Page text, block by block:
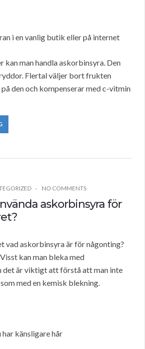
i en vanlig butik eller på internet
kan man handla askorbinsyra. Den
Flertal väljer bort frukten
den och kompenserar med c-vitmin
NO COMMENTS
askorbinsyra för
vad askorbinsyra är för någonting?
kan man bleka med
det är viktigt att förstå att man inte
med en kemisk blekning.
känsligare hår